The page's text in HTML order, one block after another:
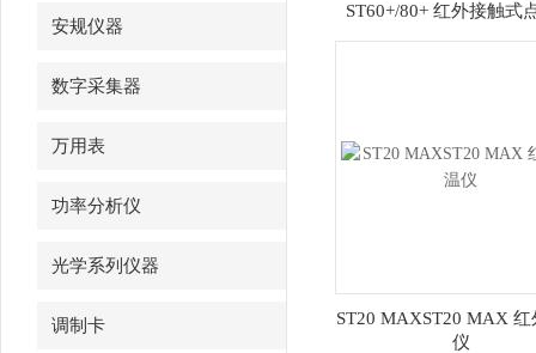
安规仪器
数字采集器
万用表
功率分析仪
光学系列仪器
调制卡
ST60+/80+ 红外接触式
ST20 MAXST20 MAX 红
仪